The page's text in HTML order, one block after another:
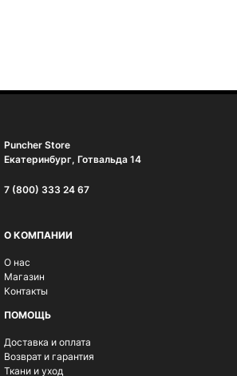
Puncher Store
Екатеринбург, Готвальда 14
7 (800) 333 24 67
О КОМПАНИИ
О нас
Магазин
Контакты
ПОМОЩЬ
Доставка и оплата
Возврат и гарантия
Ткани и уход